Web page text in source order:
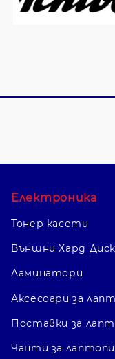
Електроника
Тонер касети
Външни Хард
Ламинатори
Аксесоари за
Поставки за
Чанти за лаптопи